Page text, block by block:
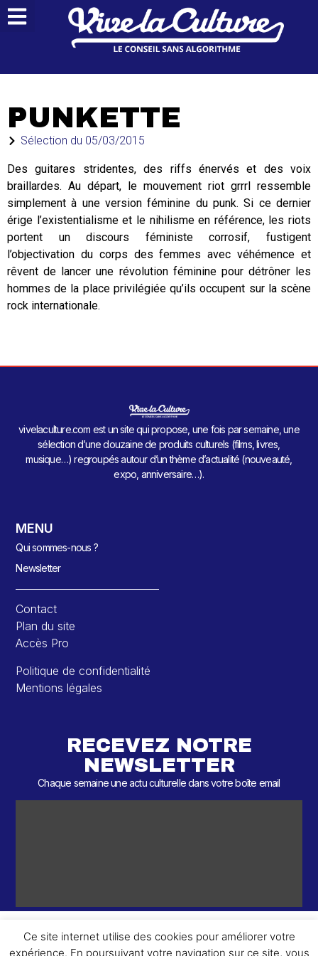
PUNKETTE
Sélection du 05/03/2015
Des guitares stridentes, des riffs énervés et des voix
braillardes. Au départ, le mouvement riot grrrl ressemble
simplement à une version féminine du punk. Si ce dernier
érige l’existentialisme et le nihilisme en référence, les riots
portent un discours féministe corrosif, fustigent
l’objectivation du corps des femmes avec véhémence et
rêvent de lancer une révolution féminine pour détrôner les
hommes de la place privilégiée qu’ils occupent sur la scène
rock internationale.
vivelaculture.com est un site qui propose, une fois par semaine, une
sélection d’une douzaine de produits culturels (films, livres,
musique…) regroupés autour d’un thème d’actualité (nouveauté,
expo, anniversaire…).
MENU
Qui sommes-nous ?
Newsletter
Contact
Plan du site
Accès Pro
Politique de confidentialité
Mentions légales
RECEVEZ NOTRE
NEWSLETTER
Chaque semaine une actu culturelle dans votre boîte email
Ce site internet utilise des cookies pour améliorer votre
expérience. En poursuivant votre navigation sur ce site, vous